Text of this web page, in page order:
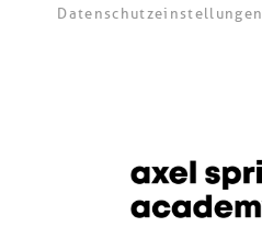
Datenschutzeinstellungen